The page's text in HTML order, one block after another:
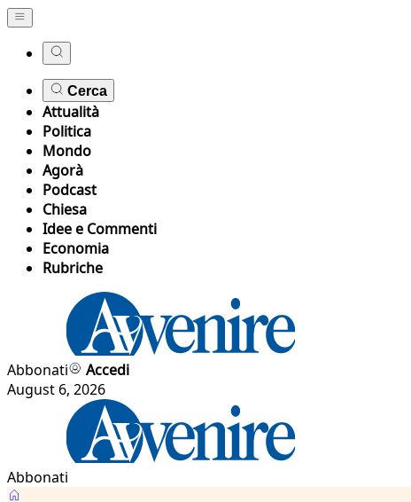
Cerca
Attualità
Politica
Mondo
Agorà
Podcast
Chiesa
Idee e Commenti
Economia
Rubriche
Abbonati
Accedi
August 6, 2026
Abbonati